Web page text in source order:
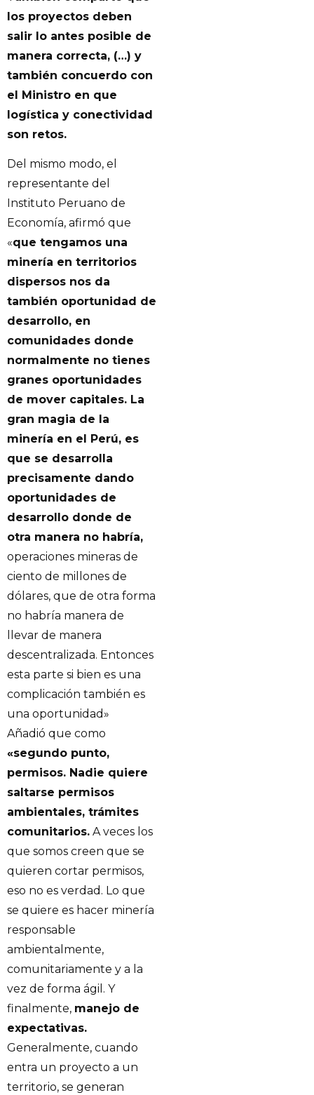
los proyectos deben
salir lo antes posible de
manera correcta, (…) y
también concuerdo con
el Ministro en que
logística y conectividad
son retos.
Del mismo modo, el
representante del
Instituto Peruano de
Economía, afirmó que
«que tengamos una
minería en territorios
dispersos nos da
también oportunidad de
desarrollo, en
comunidades donde
normalmente no tienes
granes oportunidades
de mover capitales. La
gran magia de la
minería en el Perú, es
que se desarrolla
precisamente dando
oportunidades de
desarrollo donde de
otra manera no habría,
operaciones mineras de
ciento de millones de
dólares, que de otra forma
no habría manera de
llevar de manera
descentralizada. Entonces
esta parte si bien es una
complicación también es
una oportunidad»
Añadió que como
«segundo punto,
permisos. Nadie quiere
saltarse permisos
ambientales, trámites
comunitarios. A veces los
que somos creen que se
quieren cortar permisos,
eso no es verdad. Lo que
se quiere es hacer minería
responsable
ambientalmente,
comunitariamente y a la
vez de forma ágil. Y
finalmente, manejo de
expectativas.
Generalmente, cuando
entra un proyecto a un
territorio, se generan